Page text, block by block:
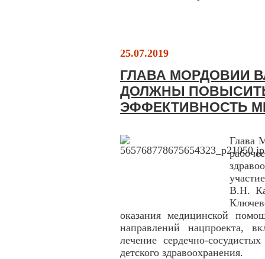
25.07.2019
ГЛАВА МОРДОВИИ
ДОЛЖНЫ
ЭФФЕКТИВНОСТЬ
Глава
В.Н.
оказания медицинской
направлений нацпроекта,
лечение сердечно-
детского здравоохранения.